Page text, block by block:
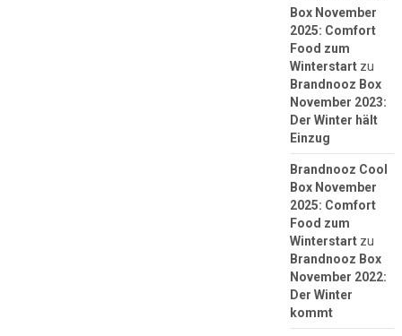
Box November
2025: Comfort
Food zum
Winterstartzu
Brandnooz Box
November 2023:
Der Winter hält
Einzug
Brandnooz Cool
Box November
2025: Comfort
Food zum
Winterstartzu
Brandnooz Box
November 2022:
Der Winter
kommt